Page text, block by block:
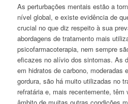
As perturbações mentais estão a
nível global, e existe evidência de
crucial no que diz respeito à sua
abordagens de tratamento mais
psicofarmacoterapia, nem sempre
eficazes no alívio dos sintomas. As
em hidratos de carbono, moderadas
gordura, são há muito utilizadas no
refratária e, mais recentemente,